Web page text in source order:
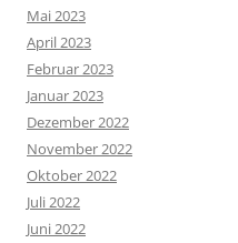
Mai 2023
April 2023
Februar 2023
Januar 2023
Dezember 2022
November 2022
Oktober 2022
Juli 2022
Juni 2022